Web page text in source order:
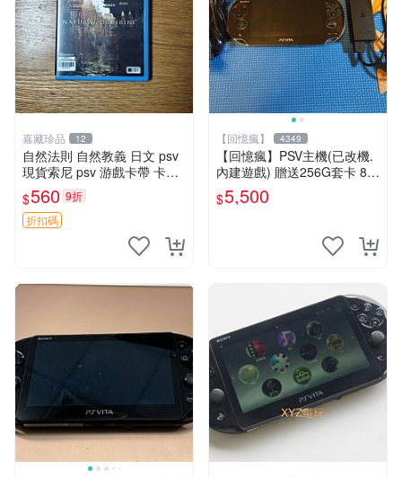
嘉藏珍品 12
自然法則 自然教義 日文 psv
現貨索尼 psv 游戲卡帶 卡盒
無損 版本外版 功能正常讀卡
關于質量：為避免糾紛，鑒寶
專家，收藏家和較真黨自行繞
$560 9折
折扣碼
【回憶瘋】 4349
【回憶瘋】PSV主機(已改機.
內建遊戲) 贈送256G套卡 8成
新 遊戲機 PSVITA
$5,500